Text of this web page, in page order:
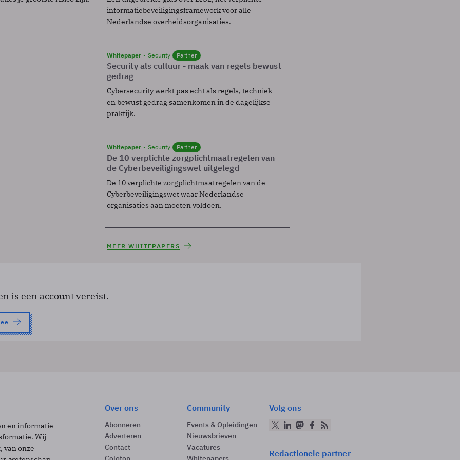
informatiebeveiligingsframework voor alle
Nederlandse overheidsorganisaties.
Whitepaper Security Partner
Security als cultuur - maak van regels bewust
gedrag
Cybersecurity werkt pas echt als regels, techniek
en bewust gedrag samenkomen in de dagelijkse
praktijk.
Whitepaper Security Partner
De 10 verplichte zorgplichtmaatregelen van
de Cyberbeveiligingswet uitgelegd
De 10 verplichte zorgplichtmaatregelen van de
Cyberbeveiligingswet waar Nederlandse
organisaties aan moeten voldoen.
MEER WHITEPAPERS
is een account vereist.
en informatie
Wij
van onze
Over ons
Abonneren
Adverteren
Contact
Community
Events & Opleidingen
Nieuwsbrieven
Vacatures
Volg ons
Redactionele partner